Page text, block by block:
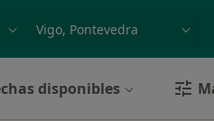
o nombre
disponibles